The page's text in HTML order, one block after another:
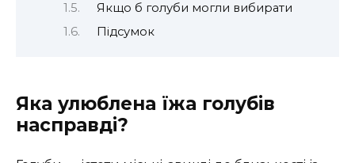
Якщо б голуби могли вибирати
Підсумок
Яка улюблена їжа голубів
насправді?